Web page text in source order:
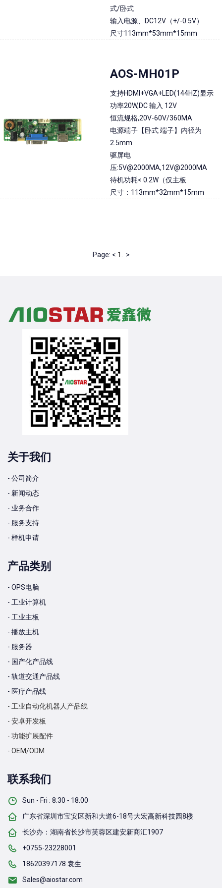
式/卧式
输入电源、DC12V（+/-0.5V）
尺寸113mm*53mm*15mm
AOS-MH01P
支持HDMI+VGA+LED(144HZ)显示
功率20W,DC 输入 12V
恒流规格,20V-60V/360MA
电源端子【卧式 端子】内径为
2.5mm
驱屏电
压:5V@2000MA,12V@2000MA
待机功耗< 0.2W（仅主板
尺寸：113mm*32mm*15mm
Page: < 1. >
关于我们
- 公司简介
- 新闻动态
- 业务合作
- 服务支持
- 样机申请
产品类别
- OPS电脑
- 工业计算机
- 工业主板
- 播放主机
- 服务器
- 国产化产品线
- 轨道交通产品线
- 医疗产品线
- 工业自动化机器人产品线
- 安卓开发板
- 功能扩展配件
- OEM/ODM
联系我们
Sun - Fri : 8.30 - 18.00
广东省深圳市宝安区新和大道6-18号大宏高新科技园8楼
长沙办：湖南省长沙市芙蓉区建安新商汇1907
+0755-23228001
18620397178 袁生
Sales@aiostar.com